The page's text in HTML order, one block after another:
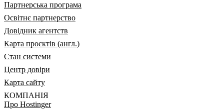
Партнерська програма
Освітнє партнерство
Довідник агентств
Карта проєктів (англ.)
Стан системи
Центр довіри
Карта сайту
КОМПАНІЯ
Про Hostinger